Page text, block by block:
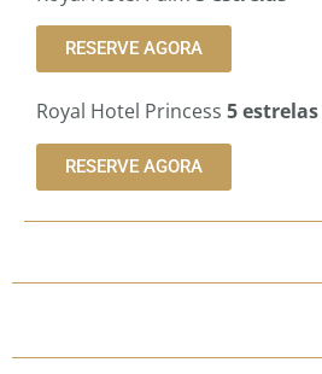
RESERVE AGORA
Royal Hotel Princess 5 estrelas
RESERVE AGORA